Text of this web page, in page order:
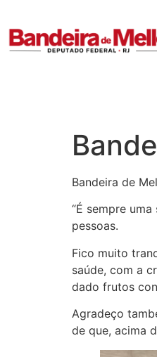
Bandeira de
“É sempre
pessoas.
Fico muito
saúde, com a
dado frutos
Agradeço
de que, acima